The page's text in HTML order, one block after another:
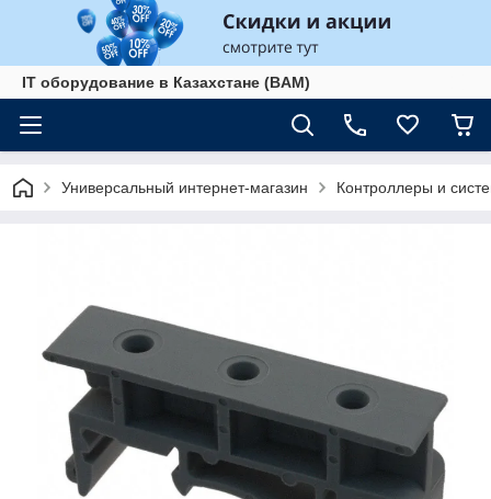
IT оборудование в Казахстане (BAM)
Универсальный интернет-магазин Контроллеры и